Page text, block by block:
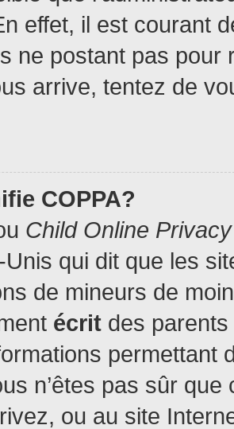
effet, il est courant
ne postant pas pour
arrive, tentez de
COPPA?
Child Online
qui dit que les
de mineurs de
écrit des parents
permettant
n’êtes pas sûr
ou au site